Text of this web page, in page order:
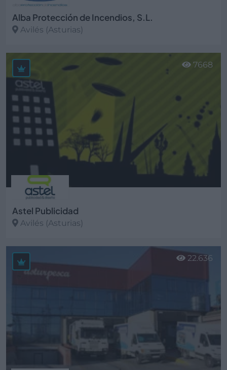
Alba Protección de Incendios, S.L.
Avilés (Asturias)
Ver más
Astel Publicidad
Avilés (Asturias)
Ver más
7668
22.636